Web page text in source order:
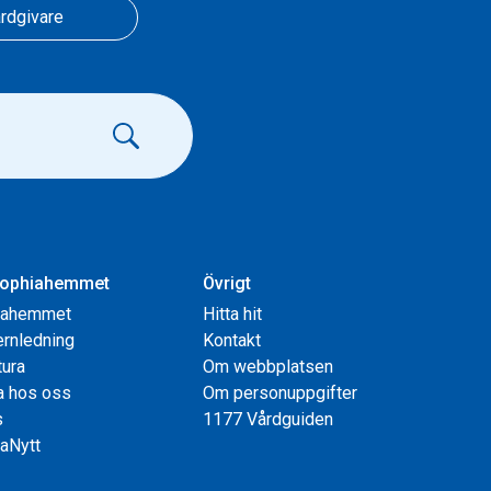
hos oss
Övrigt
Hitta hit
Kontakt
Om webbplatsen
Om personuppgifter
1177 Vårdguiden